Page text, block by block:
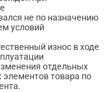
не по назначению
условий
износ в ходе
отдельных
элементов товара по